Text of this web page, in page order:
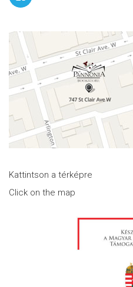
Kattintson a térképre
Click on the map